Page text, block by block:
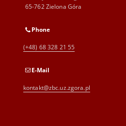
65-762 Zielona Góra
Phone
(+48) 68 328 21 55
E-Mail
kontakt@zbc.uz.zgora.pl